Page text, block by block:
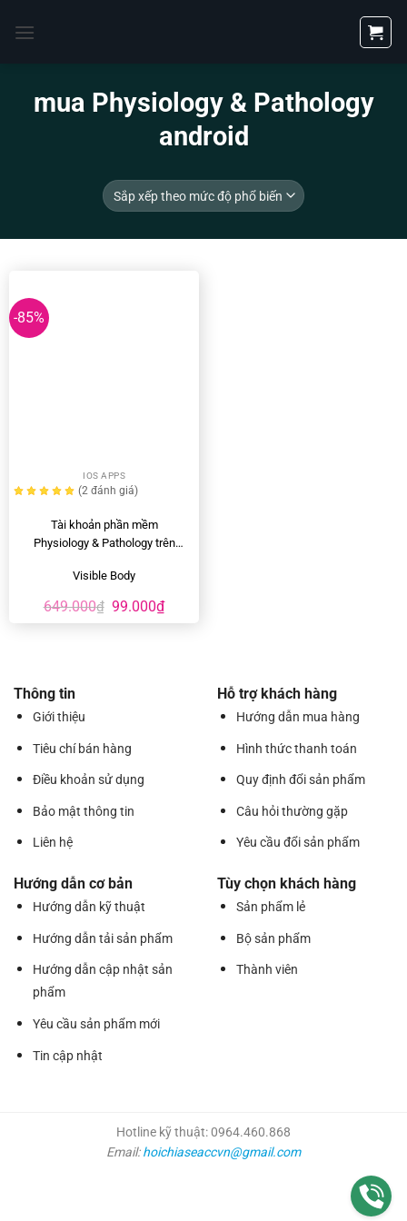
qua
mua Physiology & Pathology
android
-85%
IOS APPS
(2 đánh giá)
Tài khoản phần mềm
Physiology & Pathology trên
Visible Body
649.000₫ 99.000₫
Thông tin
Giới thiệu
Tiêu chí bán hàng
Điều khoản sử dụng
Bảo mật thông tin
Liên hệ
Hỗ trợ khách hàng
Hướng dẫn mua hàng
Hình thức thanh toán
Quy định đổi sản phẩm
Câu hỏi thường gặp
Yêu cầu đổi sản phẩm
Hướng dẫn cơ bản
Hướng dẫn kỹ thuật
Hướng dẫn tải sản phẩm
Hướng dẫn cập nhật sản
phẩm
Yêu cầu sản phẩm mới
Tin cập nhật
Tùy chọn khách hàng
Sản phẩm lẻ
Bộ sản phẩm
Thành viên
Hotline kỹ thuật: 0964.460.868
Email:hoichiaseaccvn@gmail.com